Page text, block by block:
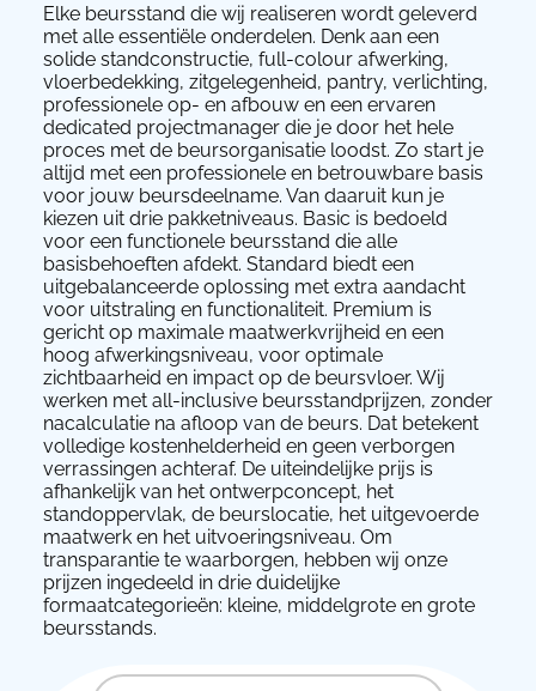
Elke beursstand die wij realiseren wordt geleverd
met alle essentiële onderdelen. Denk aan een
solide standconstructie, full-colour afwerking,
vloerbedekking, zitgelegenheid, pantry, verlichting,
professionele op- en afbouw en een ervaren
dedicated projectmanager die je door het hele
proces met de beursorganisatie loodst. Zo start je
altijd met een professionele en betrouwbare basis
voor jouw beursdeelname. Van daaruit kun je
kiezen uit drie pakketniveaus. Basic is bedoeld
voor een functionele beursstand die alle
basisbehoeften afdekt. Standard biedt een
uitgebalanceerde oplossing met extra aandacht
voor uitstraling en functionaliteit. Premium is
gericht op maximale maatwerkvrijheid en een
hoog afwerkingsniveau, voor optimale
zichtbaarheid en impact op de beursvloer. Wij
werken met all-inclusive beursstandprijzen, zonder
nacalculatie na afloop van de beurs. Dat betekent
volledige kostenhelderheid en geen verborgen
verrassingen achteraf. De uiteindelijke prijs is
afhankelijk van het ontwerpconcept, het
standoppervlak, de beurslocatie, het uitgevoerde
maatwerk en het uitvoeringsniveau. Om
transparantie te waarborgen, hebben wij onze
prijzen ingedeeld in drie duidelijke
formaatcategorieën: kleine, middelgrote en grote
beursstands.